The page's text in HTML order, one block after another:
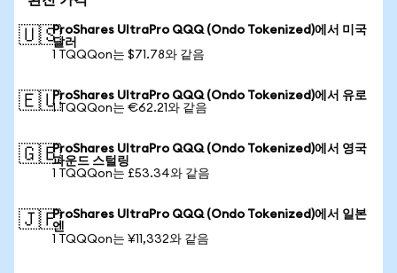
🇺🇸ProShares UltraPro QQQ (Ondo Tokenized)에서 미국
달러
1 TQQQon는 $71.78와 같음
🇪🇺ProShares UltraPro QQQ (Ondo Tokenized)에서 유로
1 TQQQon는 €62.21와 같음
🇬🇧ProShares UltraPro QQQ (Ondo Tokenized)에서 영국
파운드 스털링
1 TQQQon는 £53.34와 같음
🇯🇵ProShares UltraPro QQQ (Ondo Tokenized)에서 일본
엔
1 TQQQon는 ¥11,332와 같음